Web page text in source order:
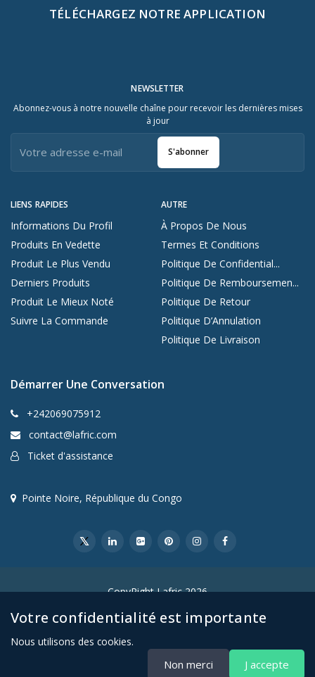
TÉLÉCHARGEZ NOTRE APPLICATION
LIENS RAPIDES
Informations Du Profil
Produits En Vedette
Produit Le Plus Vendu
Derniers Produits
Produit Le Mieux Noté
Suivre La Commande
AUTRE
À Propos De Nous
Termes Et Conditions
Politique De Confidential...
Politique De Remboursemen...
Politique De Retour
Politique D’Annulation
Politique De Livraison
NEWSLETTER
Abonnez-vous à notre nouvelle chaîne pour recevoir les dernières mises
à jour
S'abonner
Démarrer Une Conversation
+242069075912
contact@lafric.com
Ticket d'assistance
Pointe Noire, République du Congo
CopyRight Lafric 2026
Votre confidentialité est importante
Nous utilisons des cookies.
Non merci J accepte